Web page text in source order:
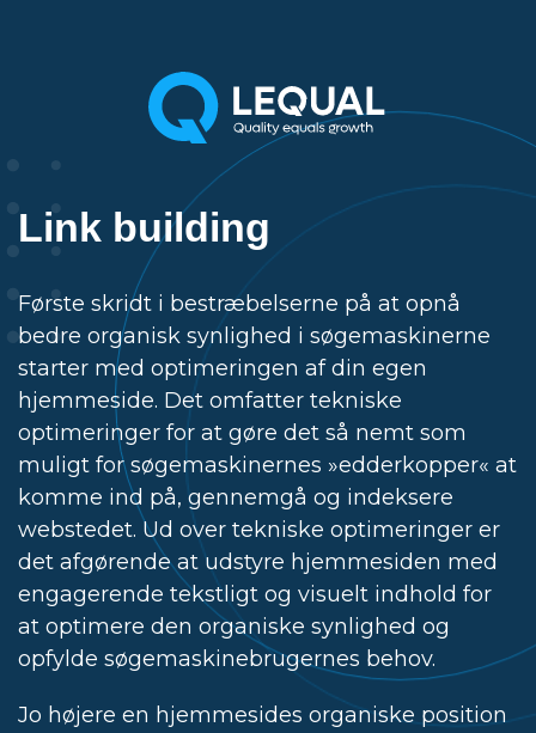
Link building
Første skridt i bestræbelserne på at opnå
bedre organisk synlighed i søgemaskinerne
starter med optimeringen af din egen
hjemmeside. Det omfatter tekniske
optimeringer for at gøre det så nemt som
muligt for søgemaskinernes »edderkopper« at
komme ind på, gennemgå og indeksere
webstedet. Ud over tekniske optimeringer er
det afgørende at udstyre hjemmesiden med
engagerende tekstligt og visuelt indhold for
at optimere den organiske synlighed og
opfylde søgemaskinebrugernes behov.
Jo højere en hjemmesides organiske position